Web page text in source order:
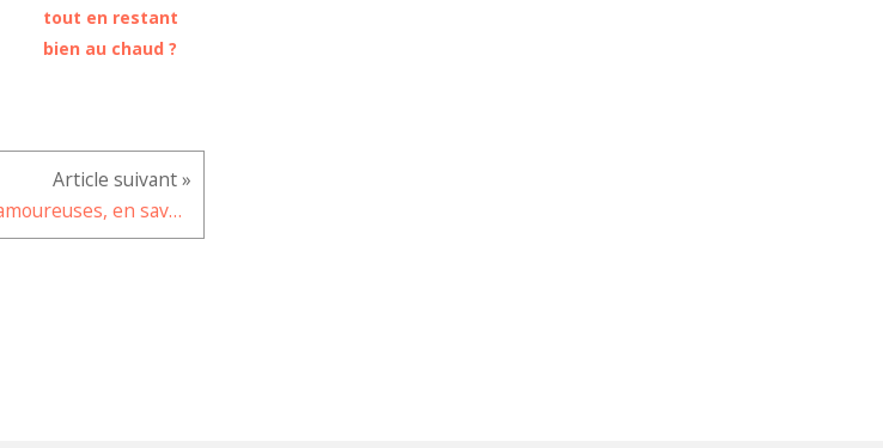
tout en restant
bien au chaud ?
Rencontres amoureuses, en savoir plus pour optimiser ses chances